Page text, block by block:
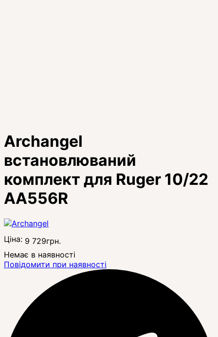
Archangel
встановлюваний
комплект для Ruger 10/22
AA556R
Ціна: 9 729грн.
Немає в наявності
Повідомити при наявності